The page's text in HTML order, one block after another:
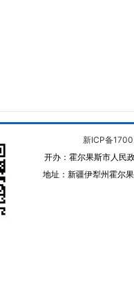
新ICP备
开办：霍尔果斯市人民
地址：新疆伊犁州霍